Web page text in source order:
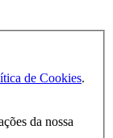
de Cookies.
da nossa